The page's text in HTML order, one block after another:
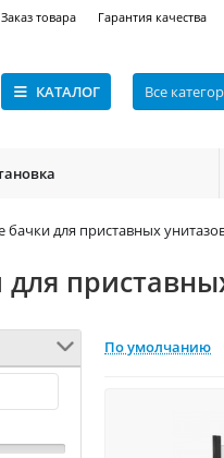
Заказ товара Гарантия качества
КАТАЛОГ Все
бачки для приставных
По умолчанию